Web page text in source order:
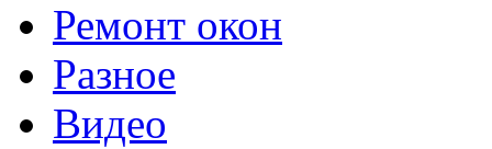
Ремонт окон
Разное
Видео